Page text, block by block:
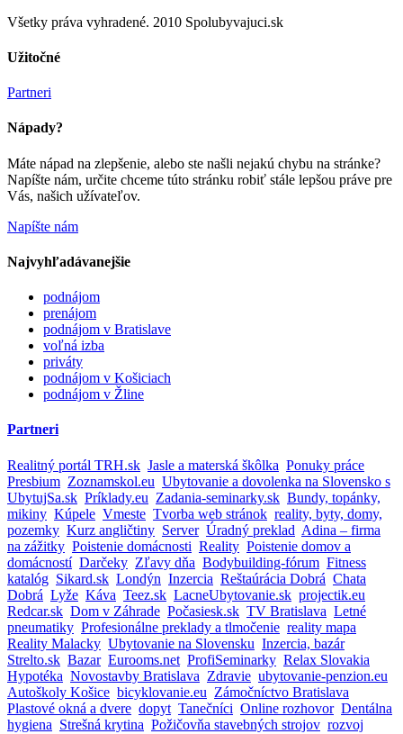
Všetky práva vyhradené. 2010 Spolubyvajuci.sk
Užitočné
Partneri
Nápady?
Máte nápad na zlepšenie, alebo ste našli nejakú chybu na stránke?
Napíšte nám, určite chceme túto stránku robiť stále lepšou práve pre
Vás, našich užívateľov.
Napíšte nám
Najvyhľadávanejšie
podnájom
prenájom
podnájom v Bratislave
voľná izba
priváty
podnájom v Košiciach
podnájom v Žline
Partneri
Realitný portál TRH.sk Jasle a materská škôlka Ponuky práce
Presbium Zoznamskol.eu Ubytovanie a dovolenka na Slovensko s
UbytujSa.sk Príklady.eu Zadania-seminarky.sk Bundy, topánky,
mikiny Kúpele Vmeste Tvorba web stránok reality, byty, domy,
pozemky Kurz angličtiny Server Úradný preklad Adina – firma
na zážitky Poistenie domácnosti Reality Poistenie domov a
domácností Darčeky Zľavy dňa Bodybuilding-fórum Fitness
katalóg Sikard.sk Londýn Inzercia Reštaúrácia Dobrá Chata
Dobrá Lyže Káva Teez.sk LacneUbytovanie.sk projectik.eu
Redcar.sk Dom v Záhrade Počasiesk.sk TV Bratislava Letné
pneumatiky Profesionálne preklady a tlmočenie reality mapa
Reality Malacky Ubytovanie na Slovensku Inzercia, bazár
Strelto.sk Bazar Eurooms.net ProfiSeminarky Relax Slovakia
Hypotéka Novostavby Bratislava Zdravie ubytovanie-penzion.eu
Autoškoly Košice bicyklovanie.eu Zámočníctvo Bratislava
Plastové okná a dvere dopyt Tanečníci Online rozhovor Dentálna
hygiena Strešná krytina Požičovňa stavebných strojov rozvoj